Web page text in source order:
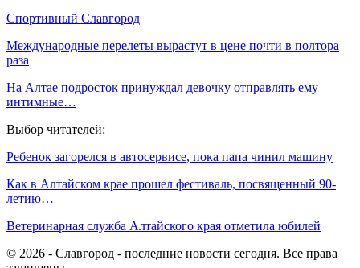
Спортивный Славгород
Международные перелеты вырастут в цене почти в полтора
раза
На Алтае подросток принуждал девочку отправлять ему
интимные…
Выбор читателей:
Ребенок загорелся в автосервисе, пока папа чинил машину
Как в Алтайском крае прошел фестиваль, посвященный 90-
летию…
Ветеринарная служба Алтайского края отметила юбилей
© 2026 - Славгород - последние новости сегодня. Все права